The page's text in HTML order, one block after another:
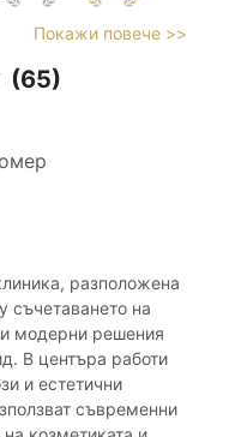
Покажи повече >>
(65)
разположена
съчетаването на
модерни решения
В центъра работи
и естетични
съвременни